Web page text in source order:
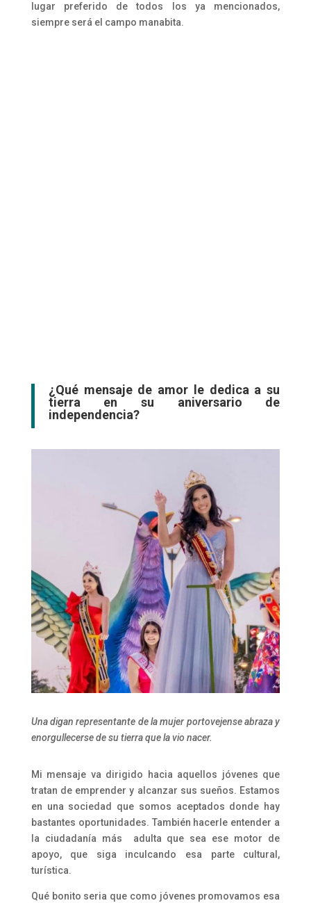
lugar preferido de todos los ya mencionados,
siempre será el campo manabita.
¿Qué mensaje de amor le dedica a su
tierra en su aniversario de
independencia?
Una digan representante de la mujer portovejense abraza y
enorgullecerse de su tierra que la vio nacer.
Mi mensaje va dirigido hacia aquellos jóvenes que
tratan de emprender y alcanzar sus sueños. Estamos
en una sociedad que somos aceptados donde hay
bastantes oportunidades. También hacerle entender a
la ciudadanía más adulta que sea ese motor de
apoyo, que siga inculcando esa parte cultural,
turística.
Qué bonito seria que como jóvenes promovamos esa